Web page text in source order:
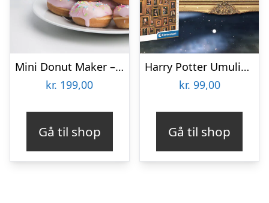
Mini Donut Maker – KitchPro
kr. 199,00
Gå til shop
Harry Potter Umulig Puslespil
kr. 99,00
Gå til shop